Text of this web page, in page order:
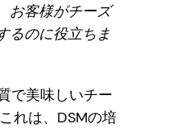
お客様がチーズ
るのに役立ちま
で美味しいチー
れは、DSMの培